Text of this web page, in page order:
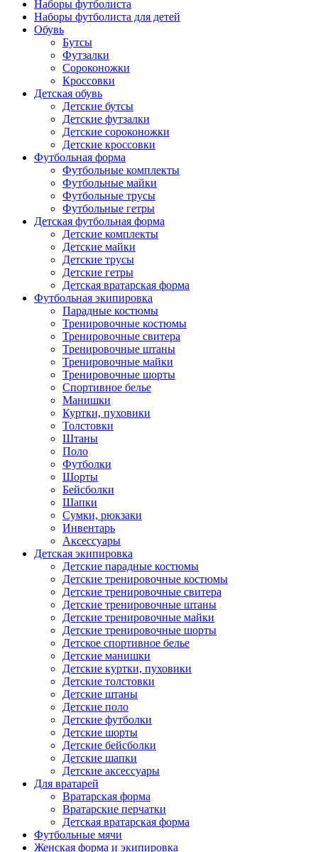
Наборы футболиста
Наборы футболиста для детей
Обувь
Бутсы
Футзалки
Сороконожки
Кроссовки
Детская обувь
Детские бутсы
Детские футзалки
Детские сороконожки
Детские кроссовки
Футбольная форма
Футбольные комплекты
Футбольные майки
Футбольные трусы
Футбольные гетры
Детская футбольная форма
Детские комплекты
Детские майки
Детские трусы
Детские гетры
Детская вратарская форма
Футбольная экипировка
Парадные костюмы
Тренировочные костюмы
Тренировочные свитера
Тренировочные штаны
Тренировочные майки
Тренировочные шорты
Спортивное белье
Манишки
Куртки, пуховики
Толстовки
Штаны
Поло
Футболки
Шорты
Бейсболки
Шапки
Сумки, рюкзаки
Инвентарь
Аксессуары
Детская экипировка
Детские парадные костюмы
Детские тренировочные костюмы
Детские тренировочные свитера
Детские тренировочные штаны
Детские тренировочные майки
Детские тренировочные шорты
Детское спортивное белье
Детские манишки
Детские куртки, пуховики
Детские толстовки
Детские штаны
Детские поло
Детские футболки
Детские шорты
Детские бейсболки
Детские шапки
Детские аксессуары
Для вратарей
Вратарская форма
Вратарские перчатки
Детская вратарская форма
Футбольные мячи
Женская форма и экипировка